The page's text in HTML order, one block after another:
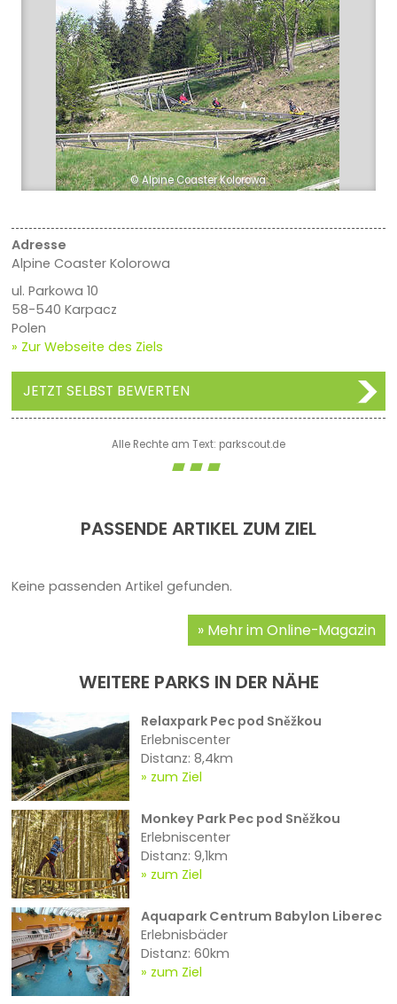
© Alpine Coaster Kolorowa
Adresse
Alpine Coaster Kolorowa
ul. Parkowa 10
58-540 Karpacz
Polen
» Zur Webseite des Ziels
JETZT SELBST BEWERTEN
Alle Rechte am Text: parkscout.de
PASSENDE ARTIKEL ZUM ZIEL
Keine passenden Artikel gefunden.
Mehr im Online-Magazin
WEITERE PARKS IN DER NÄHE
Relaxpark Pec pod Sněžkou
Erlebniscenter
Distanz: 8,4km
zum Ziel
Monkey Park Pec pod Sněžkou
Erlebniscenter
Distanz: 9,1km
zum Ziel
Aquapark Centrum Babylon Liberec
Erlebnisbäder
Distanz: 60km
zum Ziel